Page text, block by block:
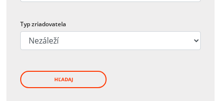
Typ zriadovatela
HĽADAJ